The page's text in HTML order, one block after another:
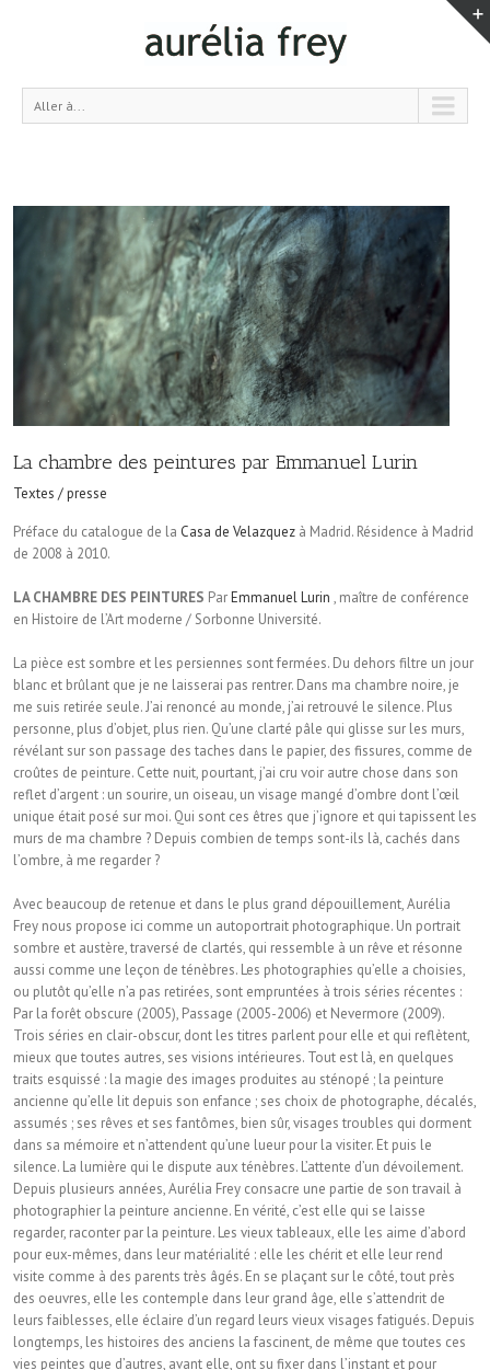
Aller à...
La chambre des peintures par Emmanuel Lurin
Textes / presse
Préface du catalogue de la Casa de Velazquez à Madrid. Résidence à Madrid
de 2008 à 2010.
LA CHAMBRE DES PEINTURES ParEmmanuel Lurin , maître de conférence
en Histoire de l’Art moderne / Sorbonne Université.
La pièce est sombre et les persiennes sont fermées. Du dehors filtre un jour
blanc et brûlant que je ne laisserai pas rentrer. Dans ma chambre noire, je
me suis retirée seule. J’ai renoncé au monde, j’ai retrouvé le silence. Plus
personne, plus d’objet, plus rien. Qu’une clarté pâle qui glisse sur les murs,
révélant sur son passage des taches dans le papier, des fissures, comme de
croûtes de peinture. Cette nuit, pourtant, j’ai cru voir autre chose dans son
reflet d’argent : un sourire, un oiseau, un visage mangé d’ombre dont l’œil
unique était posé sur moi. Qui sont ces êtres que j’ignore et qui tapissent les
murs de ma chambre ? Depuis combien de temps sont-ils là, cachés dans
l’ombre, à me regarder ?
Avec beaucoup de retenue et dans le plus grand dépouillement, Aurélia
Frey nous propose ici comme un autoportrait photographique. Un portrait
sombre et austère, traversé de clartés, qui ressemble à un rêve et résonne
aussi comme une leçon de ténèbres. Les photographies qu’elle a choisies,
ou plutôt qu’elle n’a pas retirées, sont empruntées à trois séries récentes :
Par la forêt obscure (2005), Passage (2005-2006) et Nevermore (2009).
Trois séries en clair-obscur, dont les titres parlent pour elle et qui reflètent,
mieux que toutes autres, ses visions intérieures. Tout est là, en quelques
traits esquissé : la magie des images produites au sténopé ; la peinture
ancienne qu’elle lit depuis son enfance ; ses choix de photographe, décalés,
assumés ; ses rêves et ses fantômes, bien sûr, visages troubles qui dorment
dans sa mémoire et n’attendent qu’une lueur pour la visiter. Et puis le
silence. La lumière qui le dispute aux ténèbres. L’attente d’un dévoilement.
Depuis plusieurs années, Aurélia Frey consacre une partie de son travail à
photographier la peinture ancienne. En vérité, c’est elle qui se laisse
regarder, raconter par la peinture. Les vieux tableaux, elle les aime d’abord
pour eux-mêmes, dans leur matérialité : elle les chérit et elle leur rend
visite comme à des parents très âgés. En se plaçant sur le côté, tout près
des oeuvres, elle les contemple dans leur grand âge, elle s’attendrit de
leurs faiblesses, elle éclaire d’un regard leurs vieux visages fatigués. Depuis
longtemps, les histoires des anciens la fascinent, de même que toutes ces
vies peintes que d’autres, avant elle, ont su fixer dans l’instant et pour